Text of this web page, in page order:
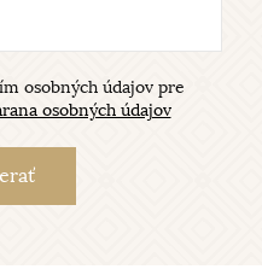
osobných údajov pre
osobných údajov